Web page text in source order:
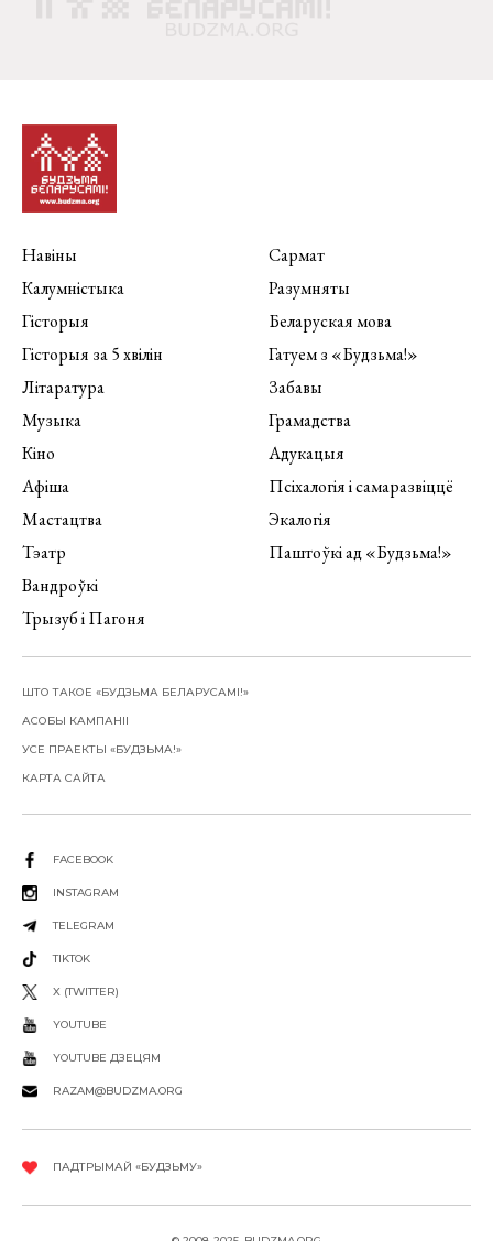
Навіны
Калумністыка
Гісторыя
Гісторыя за 5 хвілін
Літаратура
Музыка
Кіно
Афіша
Мастацтва
Тэатр
Вандроўкі
Трызуб і Пагоня
Сармат
Разумняты
Беларуская мова
Гатуем з «Будзьма!»
Забавы
Грамадства
Адукацыя
Псіхалогія і самаразвіццё
Экалогія
Паштоўкі ад «Будзьма!»
ШТО ТАКОЕ «БУДЗЬМА БЕЛАРУСАМІ!»
АСОБЫ КАМПАНІІ
УСЕ ПРАЕКТЫ «БУДЗЬМА!»
КАРТА САЙТА
FACEBOOK
INSTAGRAM
TELEGRAM
TIKTOK
X (TWITTER)
YOUTUBE
YOUTUBE ДЗЕЦЯМ
RAZAM@BUDZMA.ORG
ПАДТРЫМАЙ «БУДЗЬМУ»